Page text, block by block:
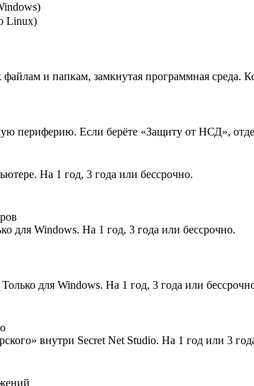
Linux)
и папкам, замкнутая программная среда.
периферию. Если берёте «Защиту от НСД»,
На 1 год, 3 года или бессрочно.
для Windows. На 1 год, 3 года или бессрочно.
для Windows. На 1 год, 3 года или
внутри Secret Net Studio. На 1 год или 3